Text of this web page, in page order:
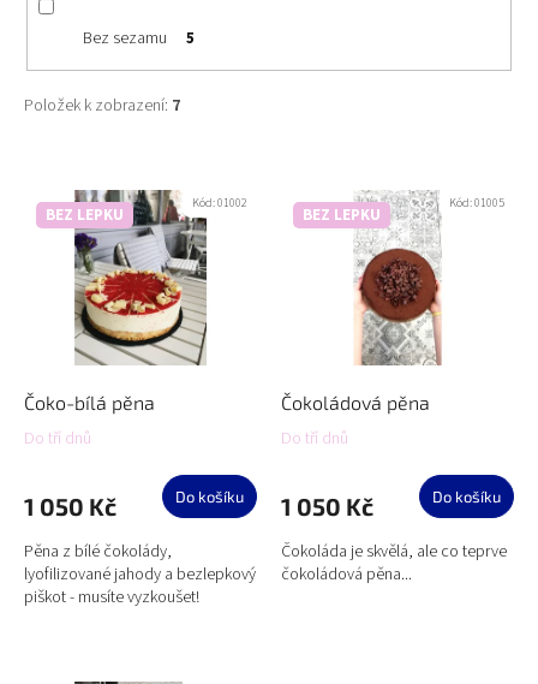
Bez sezamu 5
Položek k zobrazení: 7
p
u
k
BEZ LEPKU
Čoko-bílá pěna
Do tří dnů
1 050 Kč Do košíku
Pěna z bílé čokolády,
lyofilizované jahody a bezlepkový
piškot - musíte vyzkoušet!
Kód:01002
BEZ LEPKU
Čokoládová pěna
Do tří dnů
1 050 Kč Do košíku
Čokoláda je skvělá, ale co teprve
čokoládová pěna...
Kód:01005